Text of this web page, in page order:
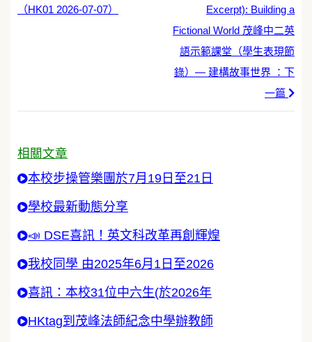
（HK01 2026-07-07）
Excerpt): Building a
Fictional World 茂峰中二英
語示範課堂（學生表現節
錄）— 建構故事世界 ：下
一篇
相關文章
本校步操管樂團於7月19日至21日
學校最新動態分享
📣 DSE喜訊！英文科改革再創輝煌
我校同學 由2025年6月1日至2026
喜訊：本校31位中六生(於2026年
HKtag到茂峰法師紀念中學辦教師